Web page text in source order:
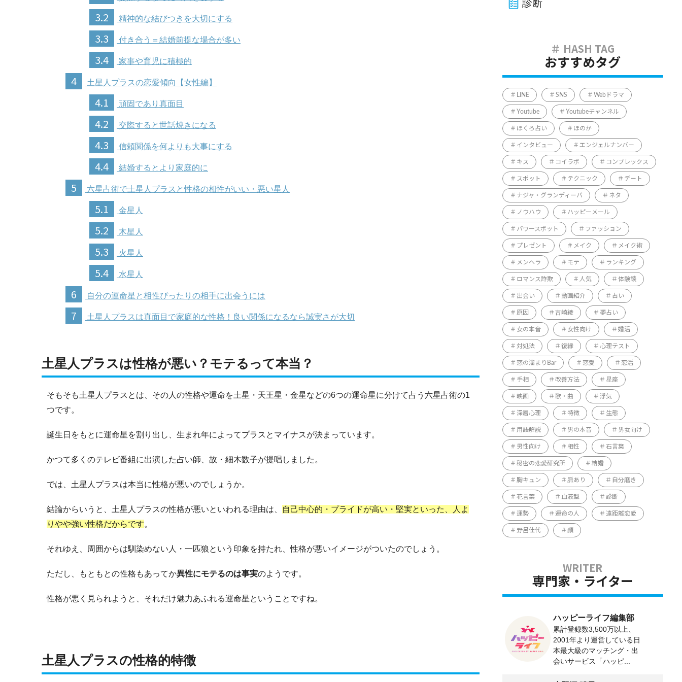
3.2 精神的な結びつきを大切にする
3.3 付き合う＝結婚前提な場合が多い
3.4 家事や育児に積極的
4 土星人プラスの恋愛傾向【女性編】
4.1 頑固であり真面目
4.2 交際すると世話焼きになる
4.3 信頼関係を何よりも大事にする
4.4 結婚するとより家庭的に
5 六星占術で土星人プラスと性格の相性がいい・悪い星人
5.1 金星人
5.2 木星人
5.3 火星人
5.4 水星人
6 自分の運命星と相性ぴったりの相手に出会うには
7 土星人プラスは真面目で家庭的な性格！良い関係になるなら誠実さが大切
土星人プラスは性格が悪い？モテるって本当？
そもそも土星人プラスとは、その人の性格や運命を土星・天王星・金星などの6つの運命星に分けて占う六星占術の1
つです。
誕生日をもとに運命星を割り出し、生まれ年によってプラスとマイナスが決まっています。
かつて多くのテレビ番組に出演した占い師、故・細木数子が提唱しました。
では、土星人プラスは本当に性格が悪いのでしょうか。
結論からいうと、土星人プラスの性格が悪いといわれる理由は、
自己中心的・プライドが高い・堅実といった、人よ
りやや強い性格だからです。
それゆえ、周囲からは馴染めない人・一匹狼という印象を持たれ、性格が悪いイメージがついたのでしょう。
ただし、もともとの性格もあってか異性にモテるのは事実のようです。
性格が悪く見られようと、それだけ魅力あふれる運命星ということですね。
土星人プラスの性格的特徴
診断
おすすめタグ
LINE SNS Webドラマ
Youtube Youtubeチャンネル
ほくろ占い ほのか
インタビュー エンジェルナンバー
キス コイラボ コンプレックス
スポット テクニック デート
ナジャ・グランディーバ ネタ
ノウハウ ハッピーメール
パワースポット ファッション
プレゼント メイク メイク術
メンヘラ モテ ランキング
ロマンス詐欺 人気 体験談
出会い 動画紹介 占い
原因 吉崎綾 夢占い
女の本音 女性向け 婚活
対処法 復縁 心理テスト
恋の溜まりBar 恋愛 恋活
手相 改善方法 星座
映画 歌・曲 浮気
深層心理 特徴 生態
用語解説 男の本音 男女向け
男性向け 相性 石言葉
秘密の恋愛研究所 結婚
胸キュン 脈あり 自分磨き
花言葉 血液型 診断
運勢 運命の人 遠距離恋愛
野呂佳代 顔
専門家・ライター
ハッピーライフ編集部
累計登録数3,500万以上、
2001年より運営している日
本最大級のマッチング・出
会いサービス「ハッピ...